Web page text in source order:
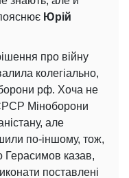
Юрій
про війну
колегіально,
рф. Хоча не
Міноборони
але
по-іншому, тож,
Герасимов казав,
поставлені